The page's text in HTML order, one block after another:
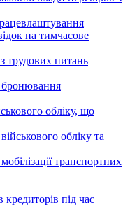
на тимчасове
трудових питань
бронювання
обліку, що
обліку та
транспортних
кредиторів під час